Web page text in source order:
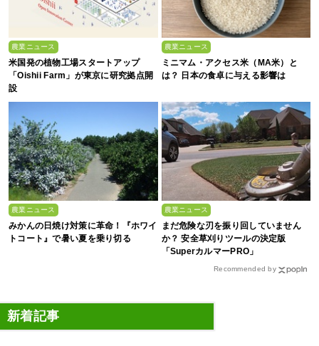
農業ニュース
米国発の植物工場スタートアップ
「Oishii Farm」が東京に研究拠点開
設
農業ニュース
ミニマム・アクセス米（MA米）と
は？ 日本の食卓に与える影響は
農業ニュース
みかんの日焼け対策に革命！『ホワイ
トコート』で暑い夏を乗り切る
農業ニュース
まだ危険な刃を振り回していません
か？ 安全草刈りツールの決定版
「SuperカルマーPRO」
Recommended by
新着記事